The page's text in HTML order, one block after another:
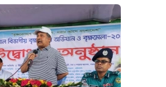
শুরুর নির্দেশ শিক্ষামন্ত্রীর